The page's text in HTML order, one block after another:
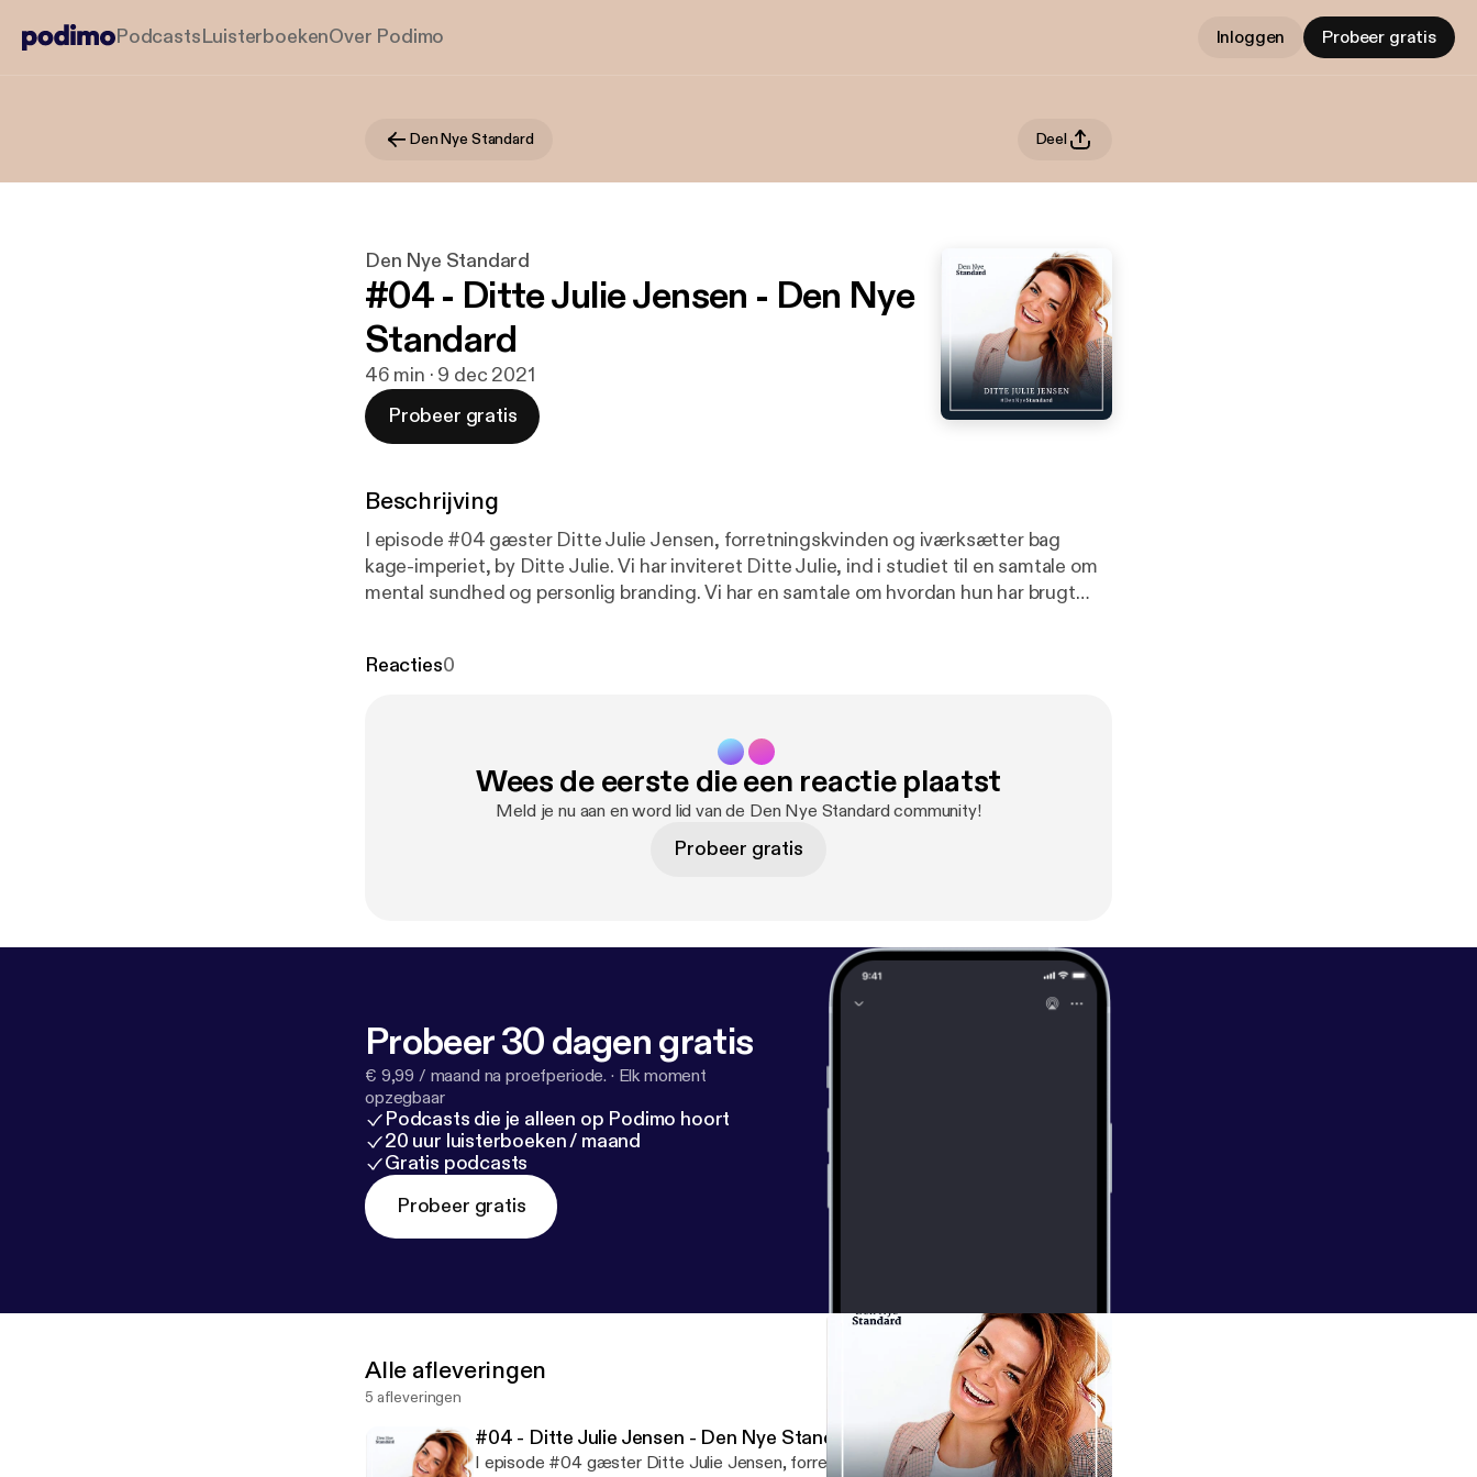
PodcastsLuisterboekenOver Podimo Inloggen Probeer gratis
Den Nye Standard Deel
Den Nye Standard
#04 - Ditte Julie Jensen - Den Nye
Standard
46 min · 9 dec 2021
Probeer gratis
Beschrijving
I episode #04 gæster Ditte Julie Jensen, forretningskvinden og iværksætter bag
kage-imperiet, by Ditte Julie. Vi har inviteret Ditte Julie, ind i studiet til en samtale om
mental sundhed og personlig branding. Vi har en samtale om hvordan hun har brugt
Reacties0
Wees de eerste die een reactie plaatst
Meld je nu aan en word lid van de Den Nye Standard community!
Probeer gratis
Probeer 30 dagen gratis
€ 9,99 / maand na proefperiode. · Elk moment
opzegbaar
Podcasts die je alleen op Podimo hoort
20 uur luisterboeken / maand
Gratis podcasts
Probeer gratis
Alle afleveringen
5 afleveringen
#04 - Ditte Julie Jensen - Den Nye Standard
I episode #04 gæster Ditte Julie Jensen, forretningskvinden og iværksætter bag